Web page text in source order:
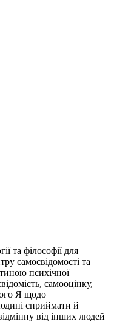
та філософії для
самосвідомості та
психічної
самооцінку,
Я щодо
сприймати й
від інших людей